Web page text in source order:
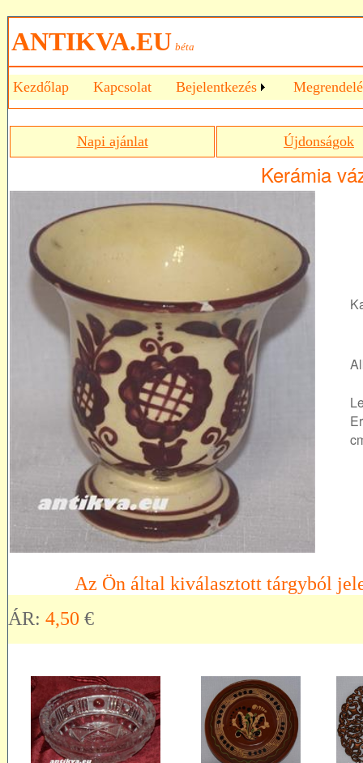
ANTIKVA.EU béta
Kezdőlap Kapcsolat Bejelentkezés
Napi ajánlat Újdonságok
Kerámia
Az Ön által kiválasztott tárgyból
ÁR: 4,50 €